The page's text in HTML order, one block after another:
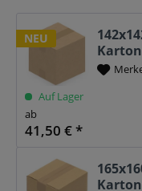
NEU
Auf Lager
ab
41,50 € *